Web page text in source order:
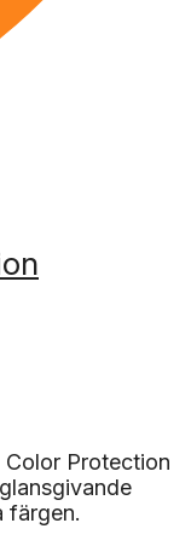
Protection
färgen.